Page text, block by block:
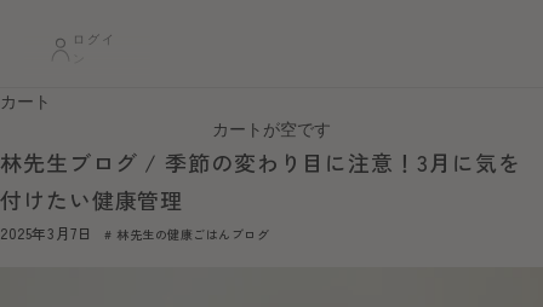
ログイ
カート
カートが空です
林先生ブログ / 季節の変わり目に注意！3月に気を
付けたい健康管理
2025年3月7日 林先生の健康ごはんブログ